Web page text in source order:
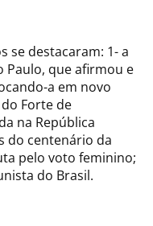
se destacaram: 1- a
Paulo, que afirmou e
a em novo
Forte de
na República
do centenário da
pelo voto feminino;
do Brasil.